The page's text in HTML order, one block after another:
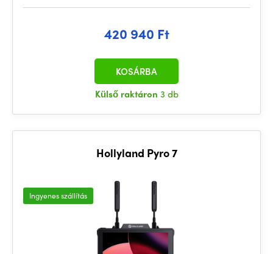
420 940 Ft
Külső raktáron 3 db
KOSÁRBA
Hollyland Pyro 7
Ingyenes szállítás